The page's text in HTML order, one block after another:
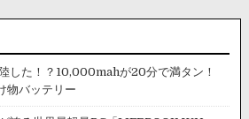
に
い
て
く
した！？10,000mahが20分で満タン！
物バッテリー